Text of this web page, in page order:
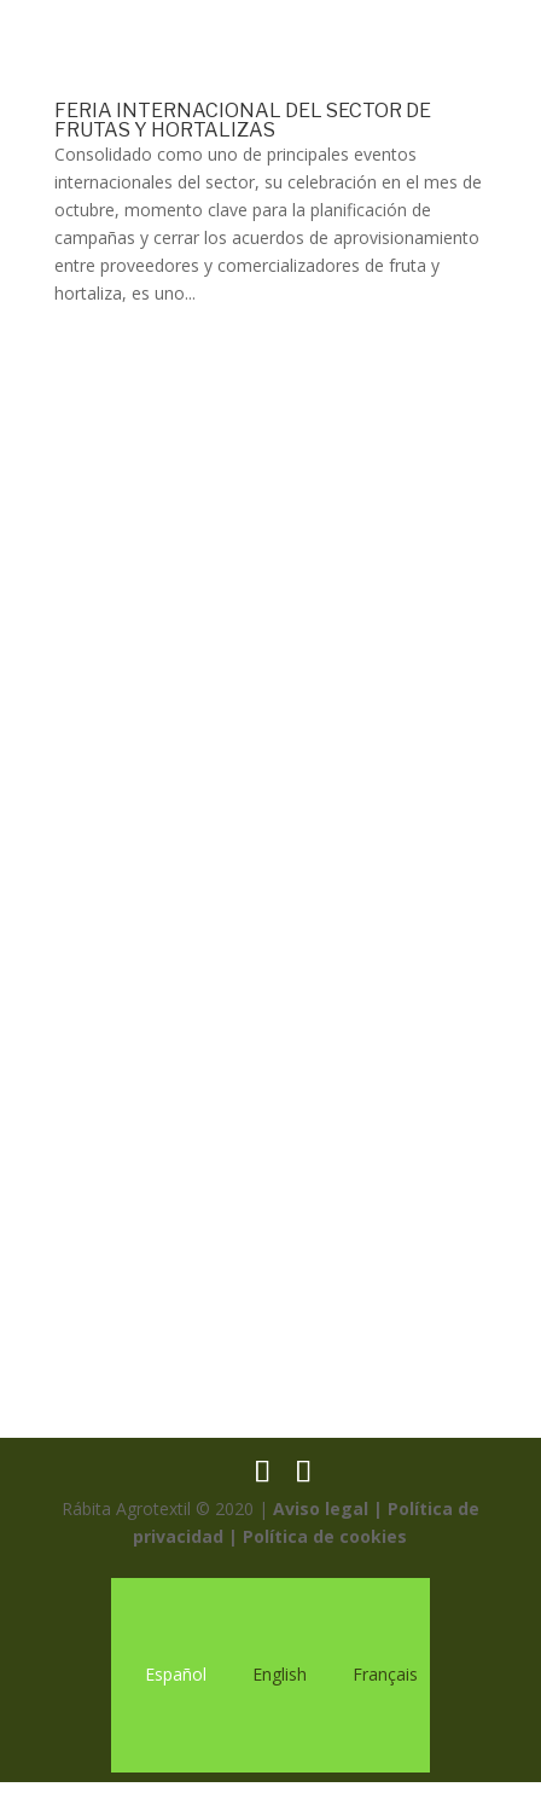
FERIA INTERNACIONAL DEL SECTOR DE
FRUTAS Y HORTALIZAS
Consolidado como uno de principales eventos
internacionales del sector, su celebración en el mes de
octubre, momento clave para la planificación de
campañas y cerrar los acuerdos de aprovisionamiento
entre proveedores y comercializadores de fruta y
hortaliza, es uno...
Rábita Agrotextil © 2020 | Aviso legal | Política de
privacidad | Política de cookies
Español English Français